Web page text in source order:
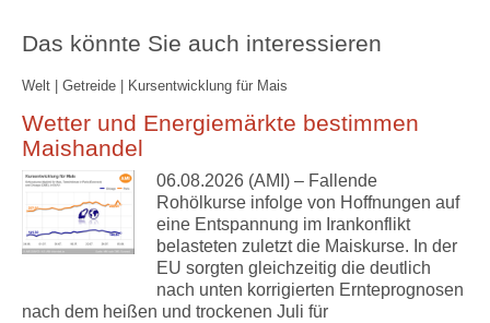
Das könnte Sie auch interessieren
Welt | Getreide | Kursentwicklung für Mais
Wetter und Energiemärkte bestimmen
Maishandel
06.08.2026 (AMI) – Fallende
Rohölkurse infolge von Hoffnungen auf
eine Entspannung im Irankonflikt
belasteten zuletzt die Maiskurse. In der
EU sorgten gleichzeitig die deutlich
nach unten korrigierten Ernteprognosen
nach dem heißen und trockenen Juli für